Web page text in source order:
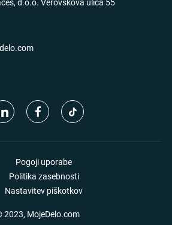
Pogoji uporabe
Politika zasebnosti
Nastavitev piškotkov
2023, MojeDelo.com